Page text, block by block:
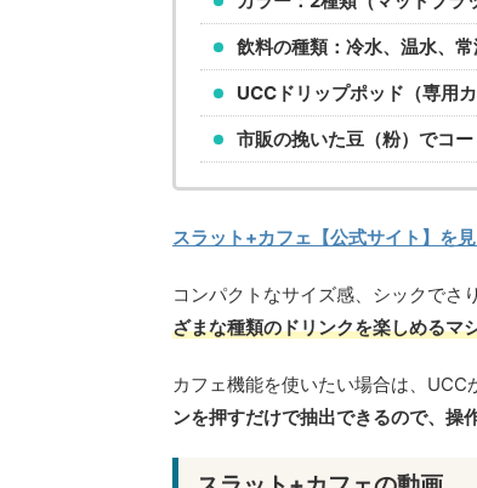
飲料の種類：冷水、温水、
UCCドリップポッド（専用
市販の挽いた豆（粉）でコ
スラット+カフェ【公式サイト】を
コンパクトなサイズ感、シックでさ
ざまな種類のドリンクを楽しめるマ
カフェ機能を使いたい場合は、UCC
ンを押すだけで抽出できるので、操